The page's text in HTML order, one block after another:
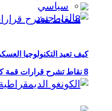
8 نقاط تشرح قرارات قمة كمبالا بشأن “بعثة أوصوم” في الصومال؟
سياسي
كيف تعيد التكنولوجيا